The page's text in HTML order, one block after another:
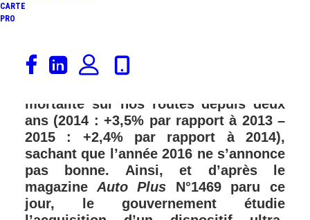
CARTE
PRO
Les automobilistes français sont dans
la cible du gouvernement qui souhaite
mortalité sur nos routes depuis deux
ans (2014 : +3,5% par rapport à 2013 –
2015 : +2,4% par rapport à 2014),
sachant que l’année 2016 ne s’annonce
pas bonne. Ainsi, et d’après le
magazine Auto Plus N°1469 paru ce
jour,
le gouvernement étudie